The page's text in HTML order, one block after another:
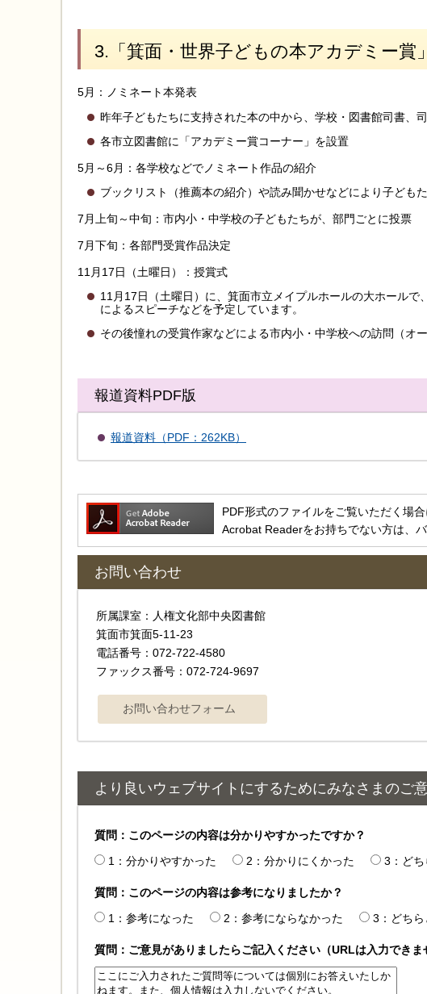
3.「箕面・世界子どもの本アカデミー賞
5月：ノミネート本発表
昨年子どもたちに支持された本の中から、学校・図書館司書、
各市立図書館に「アカデミー賞コーナー」を設置
5月～6月：各学校などでノミネート作品の紹介
ブックリスト（推薦本の紹介）や読み聞かせなどにより子ども
7月上旬～中旬：市内小・中学校の子どもたちが、部門ごとに投票
7月下旬：各部門受賞作品決定
11月17日（土曜日）：授賞式
11月17日（土曜日）に、箕面市立メイプルホールの大ホール
によるスピーチなどを予定しています。
その後憧れの受賞作家などによる市内小・中学校への訪問（オ
報道資料PDF版
報道資料（PDF：262KB）
PDF形式のファイルをご覧いただく場
Acrobat Readerをお持ちでない方は、
お問い合わせ
所属課室：人権文化部中央図書館
箕面市箕面5-11-23
電話番号：072-722-4580
ファックス番号：072-724-9697
より良いウェブサイトにするためにみなさまのご
質問：このページの内容は分かりやすかったですか？
1：分かりやすかった
2：分かりにくかった 3：ど
質問：このページの内容は参考になりましたか？
1：参考になった
2：参考にならなかった 3：どち
質問：ご意見がありましたらご記入ください（URLは入力できま